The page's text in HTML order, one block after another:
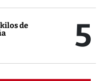
de
5